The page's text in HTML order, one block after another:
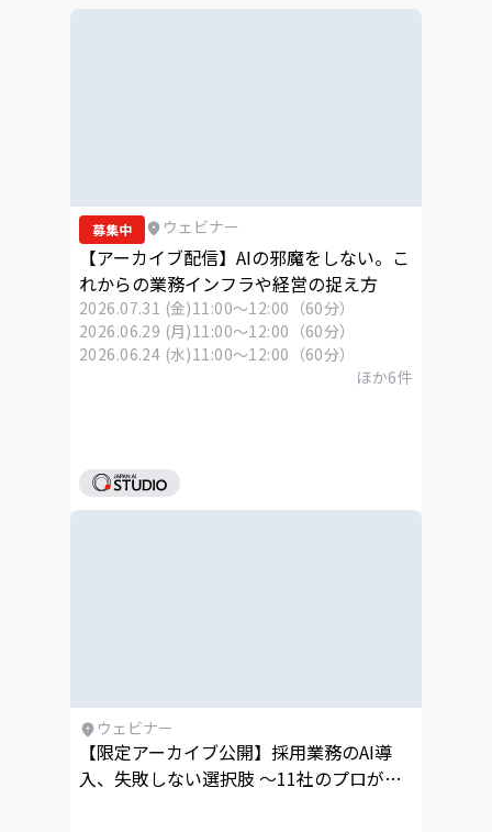
募集中 ウェビナー
【アーカイブ配信】AIの邪魔をしない。こ
れからの業務インフラや経営の捉え方
2026.07.31 (金)11:00～12:00（60分）
2026.06.29 (月)11:00～12:00（60分）
2026.06.24 (水)11:00～12:00（60分）
ほか6件
ウェビナー
【限定アーカイブ公開】採用業務のAI導
入、失敗しない選択肢 〜11社のプロが最